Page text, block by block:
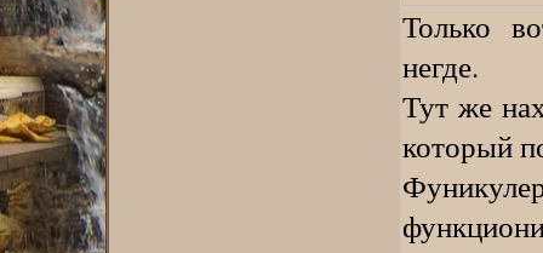
Только
негде.
Тут же
который